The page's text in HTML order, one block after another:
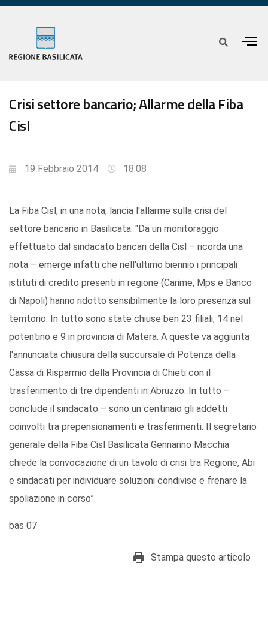
Crisi settore bancario; Allarme della Fiba
Cisl
19 Febbraio 2014 18:08
La Fiba Cisl, in una nota, lancia l'allarme sulla crisi del
settore bancario in Basilicata. "Da un monitoraggio
effettuato dal sindacato bancari della Cisl – ricorda una
nota – emerge infatti che nell'ultimo biennio i principali
istituti di credito presenti in regione (Carime, Mps e Banco
di Napoli) hanno ridotto sensibilmente la loro presenza sul
territorio. In tutto sono state chiuse ben 23 filiali, 14 nel
potentino e 9 in provincia di Matera. A queste va aggiunta
l'annunciata chiusura della succursale di Potenza della
Cassa di Risparmio della Provincia di Chieti con il
trasferimento di tre dipendenti in Abruzzo. In tutto –
conclude il sindacato – sono un centinaio gli addetti
coinvolti tra prepensionamenti e trasferimenti. Il segretario
generale della Fiba Cisl Basilicata Gennarino Macchia
chiede la convocazione di un tavolo di crisi tra Regione, Abi
e sindacati per individuare soluzioni condivise e frenare la
spoliazione in corso”.
bas 07
Stampa questo articolo